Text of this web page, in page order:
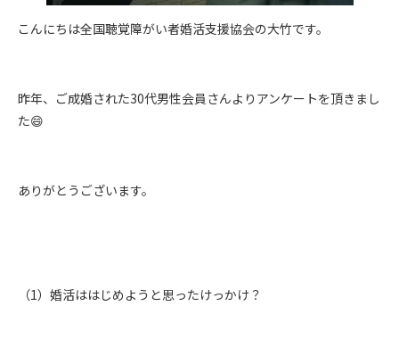
こんにちは全国聴覚障がい者婚活支援協会の大竹です。
昨年、ご成婚された30代男性会員さんよりアンケートを頂きまし
た😄
ありがとうございます。
（1）婚活ははじめようと思ったけっかけ？